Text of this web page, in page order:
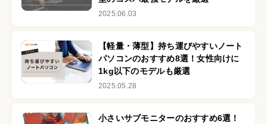
2025.06.03
【軽量・薄型】持ち運びやすいノート
パソコンのおすすめ8選！女性向けに
1kg以下のモデルも厳選
2025.05.28
小さいサブモニターのおすすめ6選！